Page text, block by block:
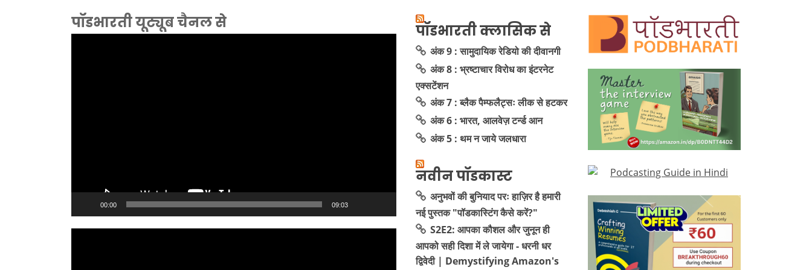
पॉडभारती यूट्यूब चैनल से
00:00 09:03
पॉडभारती क्लासिक से
अंक 9 : सामुदायिक रेडियो की दीवानगी
अंक 8 : भ्रष्टाचार विरोध का इंटरनेट
एक्सटेंशन
अंक 7 : ब्लैक पैम्फलैट्सः लीक से हटकर
अंक 6 : भारत, आलवेज़ टर्न्ड आन
अंक 5 : थम न जाये जलधारा
नवीन पॉडकास्ट
अनुभवों की बुनियाद परः हाज़िर है हमारी
नई पुस्तक "पॉडकास्टिंग कैसे करें?"
S2E2: आपका कौशल और जुनून ही
आपको सही दिशा में ले जायेगा - धरनी धर
द्विवेदी | Demystifying Amazon's